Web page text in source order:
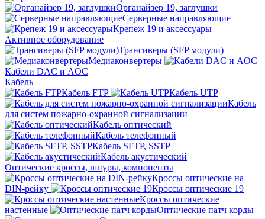
Органайзер 19, заглушки
Серверные направляющие
Крепеж 19 и аксессуары
Активное оборудование
Трансиверы (SFP модули)
Медиаконвертеры
Кабели DAC и AOC
Кабель
Кабель FTP
Кабель UTP
Кабель
для систем пожарно-охранной сигнализации
Кабель оптический
Кабель телефонный
Кабель SFTP, SSTP
Кабель акустический
Оптические кроссы, шнуры, компоненты
Кроссы оптические на
DIN-рейку
Кроссы оптические 19
Кроссы оптические
настенные
Оптические патч корды